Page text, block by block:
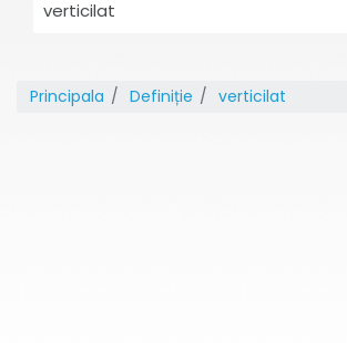
Principala Definiție verticilat